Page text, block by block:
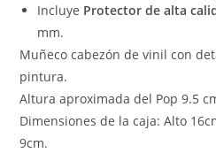
Incluye Protector de alta
mm.
Muñeco cabezón de vinil con
pintura.
Altura aproximada del Pop 9.5
Dimensiones de la caja: Alto
9cm.